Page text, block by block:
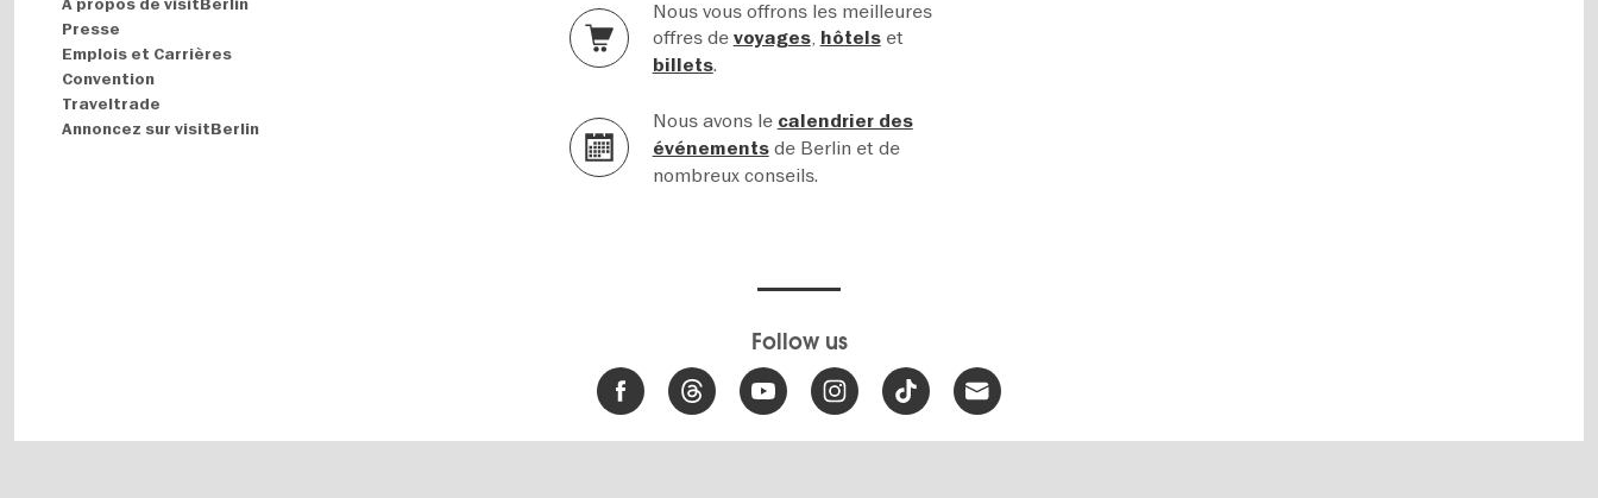
About
À propos de visitBerlin
Presse
Emplois et Carrières
Convention
Traveltrade
Annoncez sur visitBerlin
Nous vous offrons les meilleures
offres de voyages, hôtelset
billets.
Nous avons le calendrier des
événementsde Berlin et de
nombreux conseils.
Follow us